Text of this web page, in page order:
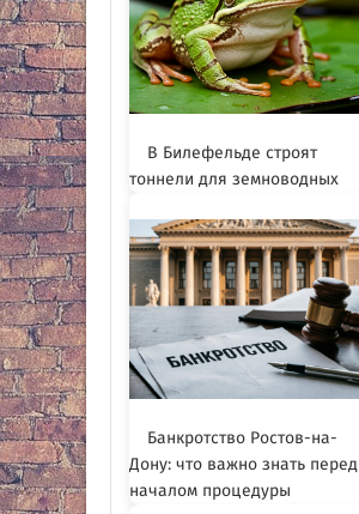
В Билефельде строят
тоннели для земноводных
Банкротство Ростов-на-
Дону: что важно знать перед
началом процедуры